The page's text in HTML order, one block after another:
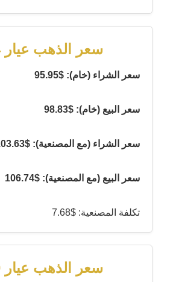
سعر الذهب عيار 14
سعر الشراء (خام): $95.95
سعر البيع (خام): $98.83
سعر الشراء (مع المصنعية): $103.63
سعر البيع (مع المصنعية): $106.74
تكلفة المصنعية: $7.68
سعر الذهب عيار 10